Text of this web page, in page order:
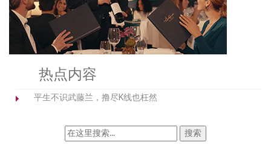
热点内容
平生不识武藤兰，撸尽K线也枉然